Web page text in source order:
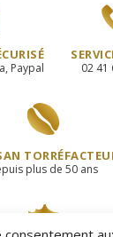
Paypal 02 41
plus de 50 ans